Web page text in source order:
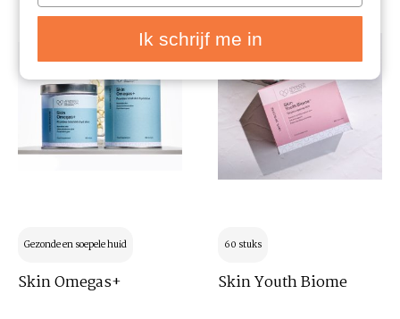
Gezonde en soepele huid
Skin Omegas+
60 stuks
Skin Youth Biome
e-
mailadres
Ik schrijf me in